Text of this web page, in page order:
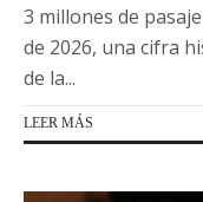
3 millones de
de 2026, una cifra
de la...
LEER MÁS